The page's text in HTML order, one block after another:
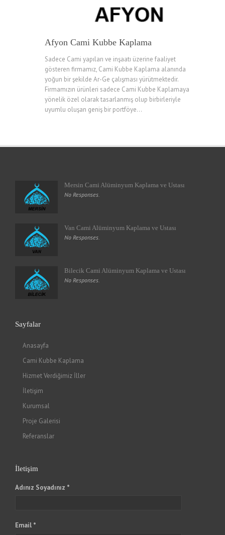
Afyon Cami Kubbe Kaplama
Sadece Cami yapıları ve inşaatı üzerine faaliyet
gösteren firmamız, Cami Kubbe Kaplama alanında
yoğun bir şekilde Ar-Ge çalışması yürütmektedir.
Firmamızın ürünleri sadece Cami Kubbe Kaplamaya
yönelik özel olarak tasarlanmış olup birbirleriyle
uyumlu oluşan geniş bir portföye...
Mersin Cami Alüminyum Kaplama ve Ustası
No Responses.
Van Cami Alüminyum Kaplama ve Ustası
No Responses.
Bilecik Cami Alüminyum Kaplama ve Ustası
No Responses.
Sayfalar
Anasayfa
Cami Kubbe Kaplama
Hizmet Verdiğimiz İller
İletişim
Kurumsal
Proje Galerisi
Referanslar
İletişim
Adınız Soyadınız *
Email *